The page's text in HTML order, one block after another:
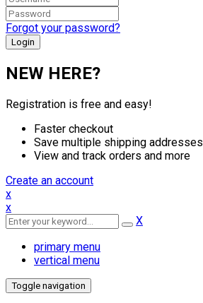
Forgot your password?
NEW HERE?
Registration is free and easy!
Faster checkout
Save multiple shipping addresses
View and track orders and more
Create an account
x
x
X
primary menu
vertical menu
Toggle navigation